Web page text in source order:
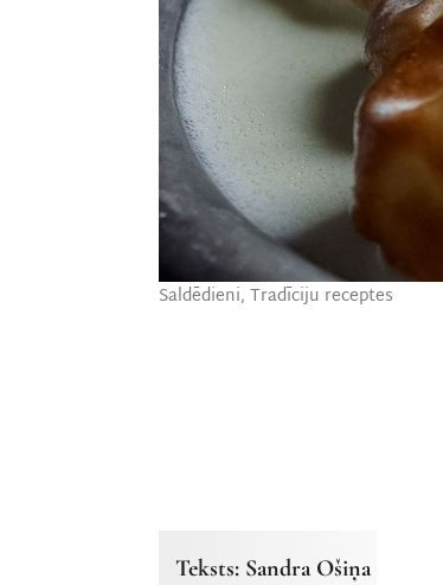
Saldēdieni,Tradīciju receptes
Teksts: Sandra Ošiņa